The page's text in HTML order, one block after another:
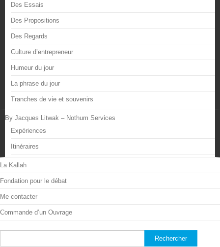
Des Essais
Des Propositions
Des Regards
Culture d’entrepreneur
Humeur du jour
La phrase du jour
Tranches de vie et souvenirs
By Jacques Litwak – Nothum Services
Expériences
Itinéraires
La Kallah
Fondation pour le débat
Me contacter
Commande d’un Ouvrage